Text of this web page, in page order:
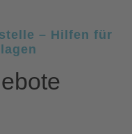
– Hilfen für